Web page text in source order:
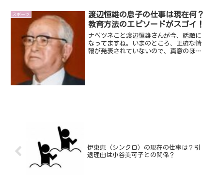
スポーツ
渡辺恒雄の息子の仕事は現在何？
教育方法のエピソードがスゴイ！
ナベツネこと渡辺恒雄さんが今、話題に
なってますね。いまのところ、正確な情
報が発表されていないので、真意のほど
伊東恵（シンクロ）の現在の仕事は？引
退理由は小谷美可子との関係？